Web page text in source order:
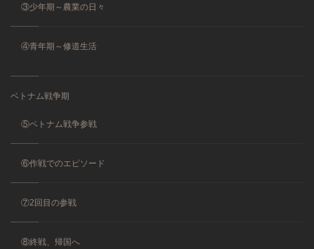
③少年期～農業の日々
④青年期～修道生活
ベトナム戦争期
⑤ベトナム戦争参戦
⑥作戦でのエピソード
⑦2回目の参戦
⑧終戦、帰国へ